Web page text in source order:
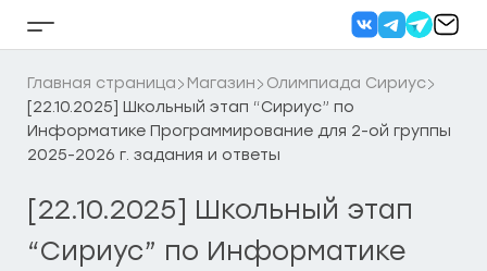
Кнопка
бокового
меню
Главная страница Магазин
Олимпиада Сириус
[22.10.2025] Школьный этап “Сириус” по
Информатике Программирование для 2-ой группы
2025-2026 г. задания и ответы
[22.10.2025] Школьный этап
“Сириус” по Информатике